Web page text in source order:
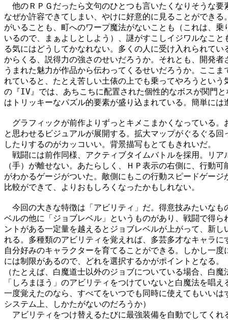
他のＲＰＧだったら文句のひとつも言いたくなりそうな要
なぜか許容できてしまい、やけに好意的に見ることができる
がいることも、町へのワープ魔法がないことも（これは、乗
いるので、まぁよしとしよう）、謎がすこしイジワルなこと
る気にはどうしてかなれない。多くの人に受け入れられてい
からくる、説得力の強さのせいだろうか。それとも、開発者
うまれた魅力が作品から伝わってくるせいだろうか。ここま
れていると、たとえ苦しい土俵の上でも乗ってやろうという
の『IV』では、あちこちに配置された個性的なボスが関門
はトリッキーなパズル的要素が盛り込まれている。簡単には
グラフィックが前作よりずっとキメこまかくなっている。
と思わせるビジュアルが展開する。拡大マップがぐるぐる回
したりするのがカッコいい。背景描写もとてもきれいだ。
戦闘には前作同様、アクティブタイムバトルを採用。リア
（手）が離せない。あたらしく、ＨＰ表示の右側に、行動
がわかるゲージがついた。敵側にもこの行動スピードゲージ
比較ができて、よりおもしろくなったかもしれない。
今回の大きな特徴は「アビリティ」だ。得意技みたいなも
ベルの他に「ジョブレベル」というものがあり、戦闘で得ら
ントがある一定量を越えるとジョブレベルが上がって、新し
れる。多種類のアビリティを覚えれば、多芸多才なキャラに
自分好みのキャラクターを育てることができる。しかし一度
には制限があるので、どれを選択するかがポイントとなる。
（たとえば、白魔道士以外のジョブについている場合、白
「しろまほう」のアビリティをつけていないと白魔法を唱
一度覚えたのなら、すべてをいつでも同時に使えてもいいは
システム上、しかたがないのだろうか）
アビリティをつけ替えるたびに最強装備を自動でしてくれ